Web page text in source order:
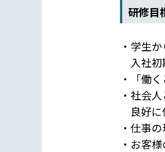
研修目
・学生
入社初
・「働
・社会
良好に
・仕事
・お客